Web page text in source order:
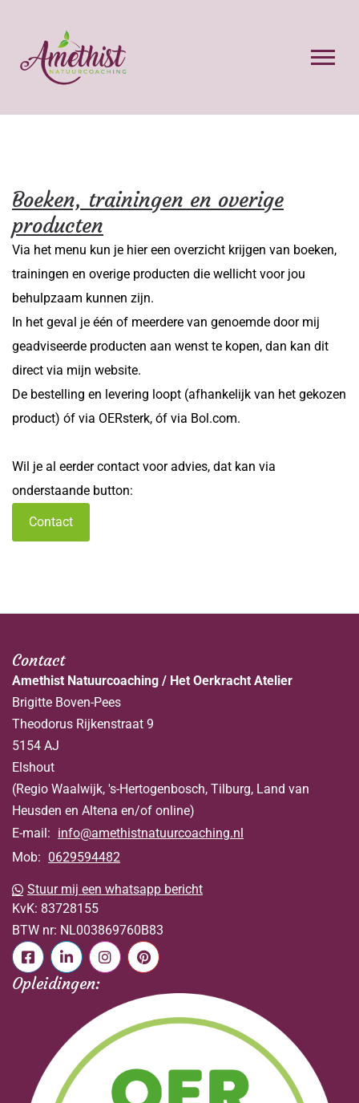
Boeken, trainingen en overige
producten
Via het menu kun je hier een overzicht krijgen van boeken,
trainingen en overige producten die wellicht voor jou
behulpzaam kunnen zijn.
In het geval je één of meerdere van genoemde door mij
geadviseerde producten aan wenst te kopen, dan kan dit
direct via mijn website.
De bestelling en levering loopt (afhankelijk van het gekozen
product) óf via OERsterk, óf via Bol.com.
Wil je al eerder contact voor advies, dat kan via
onderstaande button:
Contact
Contact
Amethist Natuurcoaching / Het Oerkracht Atelier
Brigitte Boven-Pees
Theodorus Rijkenstraat 9
5154 AJ
Elshout
(Regio Waalwijk, 's-Hertogenbosch, Tilburg, Land van
Heusden en Altena en/of online)
E-mail: info@amethistnatuurcoaching.nl
Mob: 0629594482
Stuur mij een whatsapp bericht
KvK: 83728155
BTW nr: NL003869760B83
Opleidingen: